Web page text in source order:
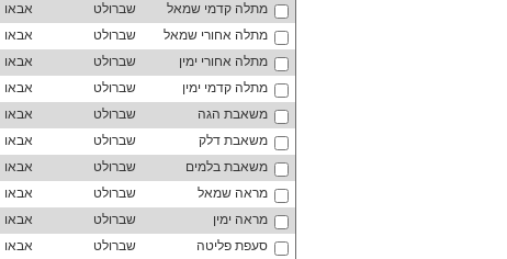
מתלה קדמי שמאל
שברולט אבאו
מתלה אחורי שמאל
שברולט אבאו
מתלה אחורי ימין
שברולט אבאו
מתלה קדמי ימין
שברולט אבאו
משאבת הגה
שברולט אבאו
משאבת דלק
שברולט אבאו
משאבת בלמים
שברולט אבאו
מראה שמאל
שברולט אבאו
מראה ימין
שברולט אבאו
סעפת פליטה
שברולט אבאו